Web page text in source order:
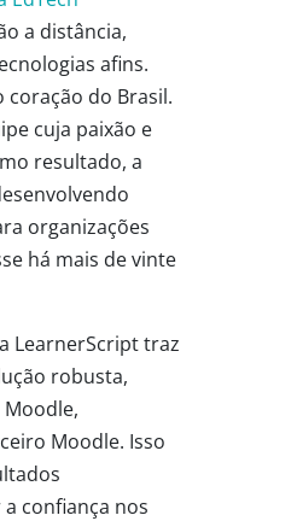
a distância,
afins.
coração do Brasil.
cuja paixão e
resultado, a
organizações
há mais de vinte
LearnerScript traz
robusta,
Moodle. Isso
confiança nos